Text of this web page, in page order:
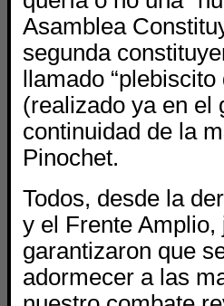
Asamblea
segunda
llamado
(realizado ya en el
continuidad de la
Pinochet.
Todos, desde la
y el Frente Amplio,
garantizaron que
adormecer a las